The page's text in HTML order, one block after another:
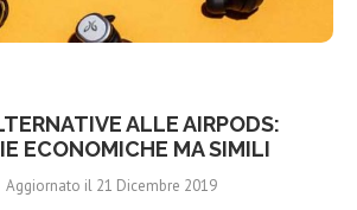
ALLE AIRPODS:
ECONOMICHE MA SIMILI
Aggiornato il 21 Dicembre 2019